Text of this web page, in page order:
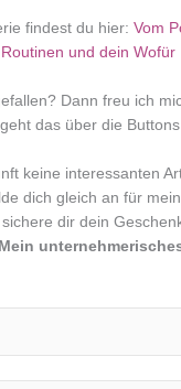
findest du hier: Vom
und dein Wofür
Dann freu ich
das über die
keine interessanten
dich gleich an für
dir dein